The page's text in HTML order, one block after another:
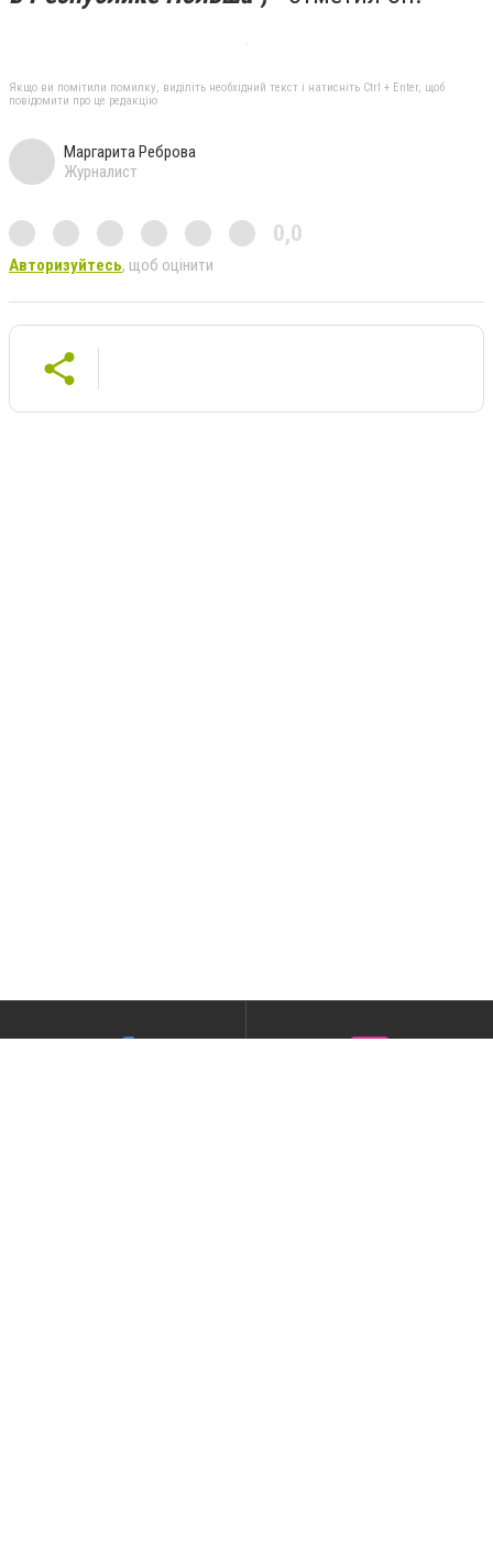
Якщо ви помітили помилку, виділіть необхідний текст і натисніть Ctrl + Enter, щоб
повідомити про це редакцію
Маргарита Реброва
Журналист
0,0
Авторизуйтесь, щоб оцінити